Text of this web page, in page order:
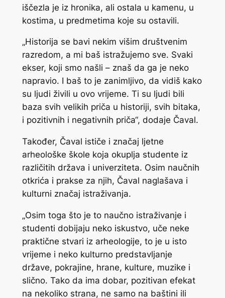
iščezla je iz hronika, ali ostala u kamenu, u
kostima, u predmetima koje su ostavili.
„Historija se bavi nekim višim društvenim
razredom, a mi baš istražujemo sve. Svaki
ekser, koji smo našli – znaš da ga je neko
napravio. I baš to je zanimljivo, da vidiš kako
su ljudi živili u ovo vrijeme. Ti su ljudi bili
baza svih velikih priča u historiji, svih bitaka,
i pozitivnih i negativnih priča“, dodaje Čaval.
Također, Čaval ističe i značaj ljetne
arheološke škole koja okuplja studente iz
različitih država i univerziteta. Osim naučnih
otkrića i prakse za njih, Čaval naglašava i
kulturni značaj istraživanja.
„Osim toga što je to naučno istraživanje i
studenti dobijaju neko iskustvo, uče neke
praktične stvari iz arheologije, to je u isto
vrijeme i neko kulturno predstavljanje
države, pokrajine, hrane, kulture, muzike i
slično. Tako da ima dobar, pozitivan efekat
na nekoliko strana, ne samo na baštini ili